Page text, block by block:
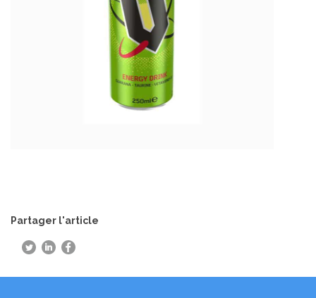
Partager l'article